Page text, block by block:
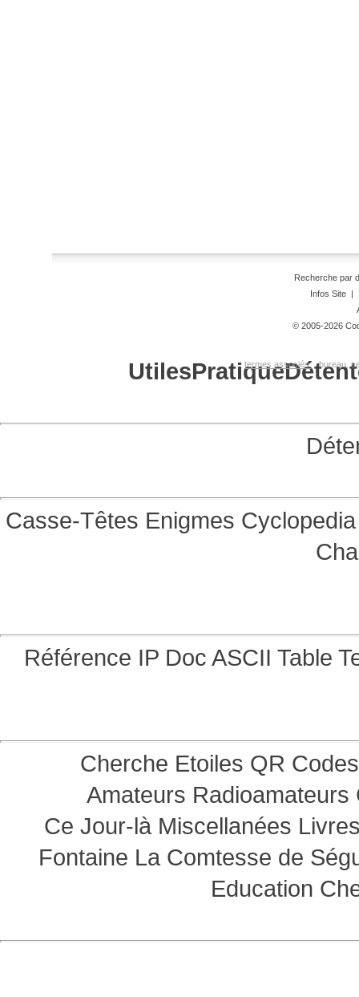
Recherche par
Infos Site|
© 2005-2026
termes associés: bureau,
UtilesPratique
Casse-Têtes Enigmes
Référence IP Doc ASCII Table
Cherche Etoiles QR Codes
Amateurs Radioamateurs
Ce Jour-là Miscellanées
Fontaine La Comtesse de
Education